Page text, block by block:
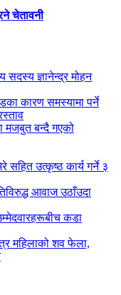
चेतावनी
सदस्य ज्ञानेन्द्र मोहन
कारण समस्यामा पर्ने
मजबुत बन्दै गएको
सहित उत्कृष्ठ कार्य गर्ने ३
आवाज उठाँउदा
कडा
महिलाको शव फेला,